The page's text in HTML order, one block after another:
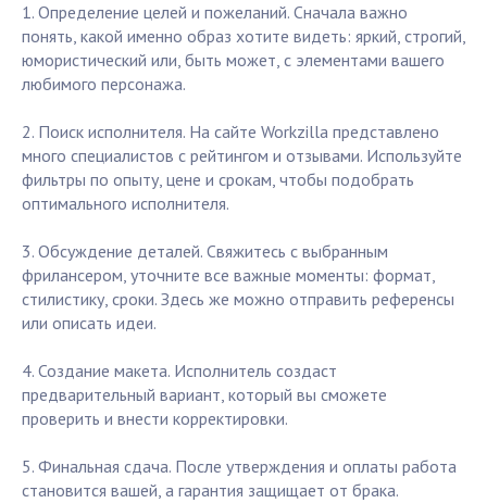
1. Определение целей и пожеланий. Сначала важно
понять, какой именно образ хотите видеть: яркий, строгий,
юмористический или, быть может, с элементами вашего
любимого персонажа.
2. Поиск исполнителя. На сайте Workzilla представлено
много специалистов с рейтингом и отзывами. Используйте
фильтры по опыту, цене и срокам, чтобы подобрать
оптимального исполнителя.
3. Обсуждение деталей. Свяжитесь с выбранным
фрилансером, уточните все важные моменты: формат,
стилистику, сроки. Здесь же можно отправить референсы
или описать идеи.
4. Создание макета. Исполнитель создаст
предварительный вариант, который вы сможете
проверить и внести корректировки.
5. Финальная сдача. После утверждения и оплаты работа
становится вашей, а гарантия защищает от брака.